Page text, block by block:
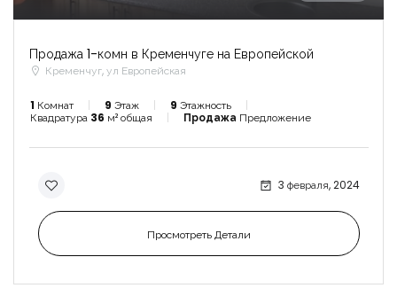
Продажа 1-комн в Кременчуге на Европейской
Кременчуг, ул Европейская
1 Комнат 9 Этаж 9 Этажность
Квадратура 36 м² общая Продажа Предложение
3 февраля, 2024
Просмотреть Детали